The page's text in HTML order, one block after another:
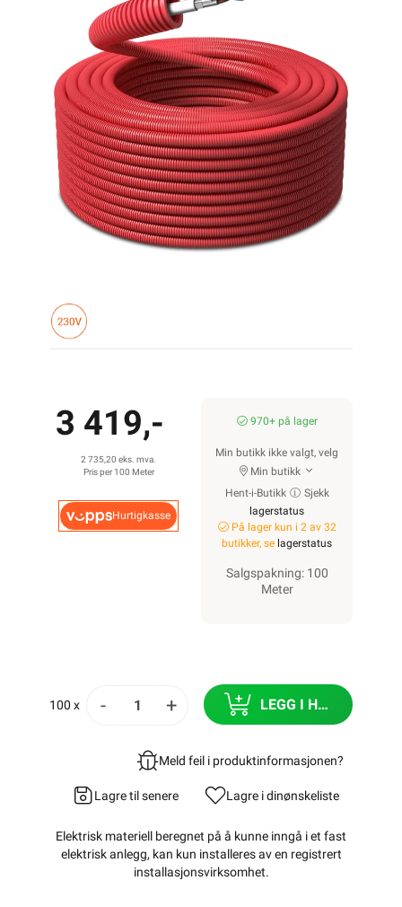
3 419,-
2 735,20 eks. mva.
Pris per 100 Meter
Hurtigkasse
970+ på lager
Min butikk ikke valgt, velg
Min butikk
Hent-i-Butikk
Sjekk
lagerstatus
På lager kun i 2 av 32
butikker, se lagerstatus
Salgspakning: 100
Meter
100 x - + LEGG I HANDLEKURV
Meld feil i produktinformasjonen?
Lagre til senere Lagre i dinønskeliste
Elektrisk materiell beregnet på å kunne inngå i et fast
elektrisk anlegg, kan kun installeres av en registrert
installasjonsvirksomhet.